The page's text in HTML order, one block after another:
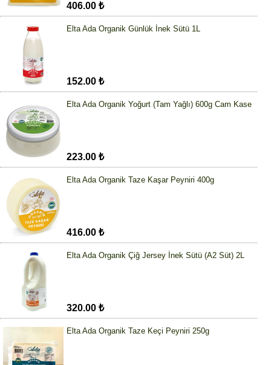
406.00 ₺
Elta Ada Organik Günlük İnek Sütü 1L
152.00 ₺
Elta Ada Organik Yoğurt (Tam Yağlı) 600g Cam Kase
223.00 ₺
Elta Ada Organik Taze Kaşar Peyniri 400g
416.00 ₺
Elta Ada Organik Çiğ Jersey İnek Sütü (A2 Süt) 2L
320.00 ₺
Elta Ada Organik Taze Keçi Peyniri 250g